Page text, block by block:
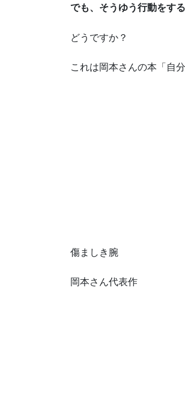
でも、そうゆう行動をす
どうですか？
これは岡本さんの本「自
傷ましき腕
岡本さん代表作